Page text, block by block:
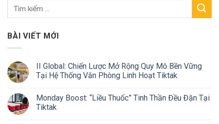
BÀI VIẾT MỚI
II Global: Chiến Lược Mở Rộng Quy Mô Bền Vững
Tại Hệ Thống Văn Phòng Linh Hoạt Tiktak
Monday Boost: “Liều Thuốc” Tinh Thần Đều Đặn Tại
Tiktak